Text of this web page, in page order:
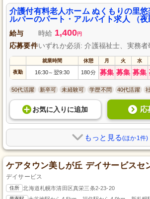
介護付有料老人ホーム ぬくもりの里
ルパーのパート・アルバイト求人 （夜
給与 時給 1,400円
応募要件いずれか必須: 介護福祉士、実務
就業時間 休憩 月 火 水
夜勤 16:30～ 翌9:30 180分 募集 募集 募集
50代活躍 新卒可 未経験可 学歴不問 40代活躍
お気に入り に追加 応
もっと見る(ほか1件)
ケアタウン美しが丘 デイサービスセ
デイサービス
住所 北海道札幌市清田区真栄三条2-23-20